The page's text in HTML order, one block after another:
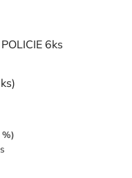
6ks
%)